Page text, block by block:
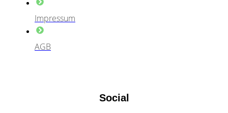
Impressum
AGB
Social